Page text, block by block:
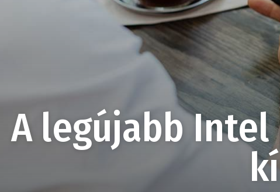
A legújabb